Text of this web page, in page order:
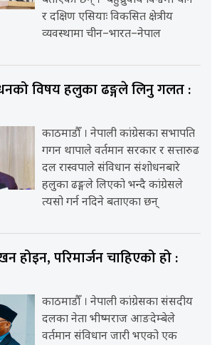
र दक्षिण एसियाः विकसित क्षेत्रीय
व्यवस्थामा चीन–भारत–नेपाल
विषय हलुका ढङ्गले लिनु गलत :
काठमाडौँ । नेपाली कांग्रेसका सभापति
गगन थापाले वर्तमान सरकार र सत्तारुढ
दल रास्वपाले संविधान संशोधनबारे
हलुका ढङ्गले लिएको भन्दै कांग्रेसले
त्यसो गर्न नदिने बताएका छन्
होइन, परिमार्जन चाहिएको हो :
काठमाडौँ । नेपाली कांग्रेसका संसदीय
दलका नेता भीष्मराज आङदेम्बेले
वर्तमान संविधान जारी भएको एक